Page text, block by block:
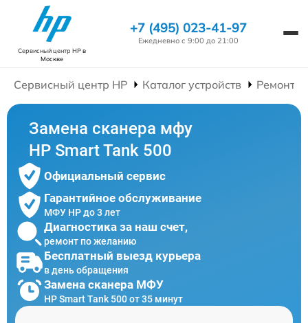
Сервисный центр HPв
Москве
+7 (495) 023-41-97
Ежедневно с 9:00 до 21:00
Сервисный центр HP Каталог устройств Ремонт
Замена сканера мфу
HP Smart Tank 500
Официальный сервис
Гарантийное обслуживание
МФУ HP до 3 лет
Диагностика за наш счет,
ремонт по желанию
Бесплатный выезд курьера
в день обращения
Замена сканера МФУ
HP Smart Tank 500 от 35 минут